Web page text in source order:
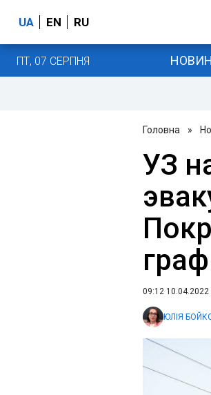
UA EN RU
ПТ, 07 СЕРПНЯ
Головна »
УЗ
09:12
ЮЛІЯ